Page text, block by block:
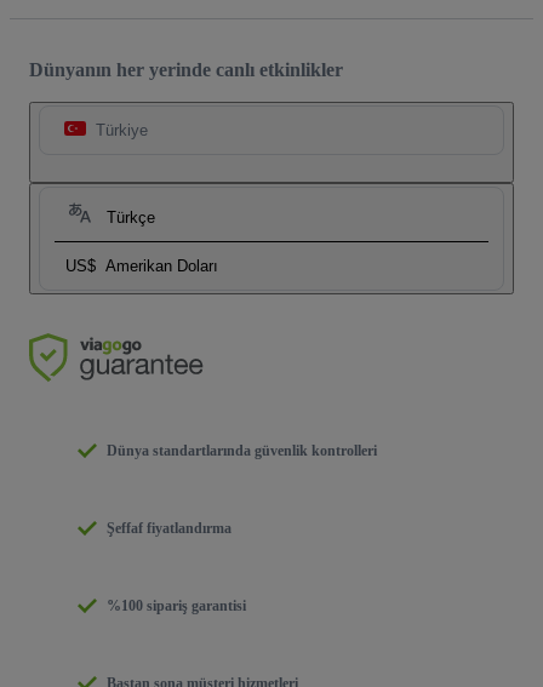
Dünyanın her yerinde canlı etkinlikler
Türkiye
Türkçe
US$ Amerikan Doları
Dünya standartlarında güvenlik kontrolleri
Şeffaf fiyatlandırma
%100 sipariş garantisi